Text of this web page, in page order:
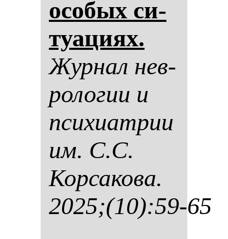
осо­бых си­
ту­ациях.
Жур­нал нев­
ро­ло­гии и
пси­хи­ат­рии
им. С.С.
Кор­са­ко­ва.
2025;(10):59-65